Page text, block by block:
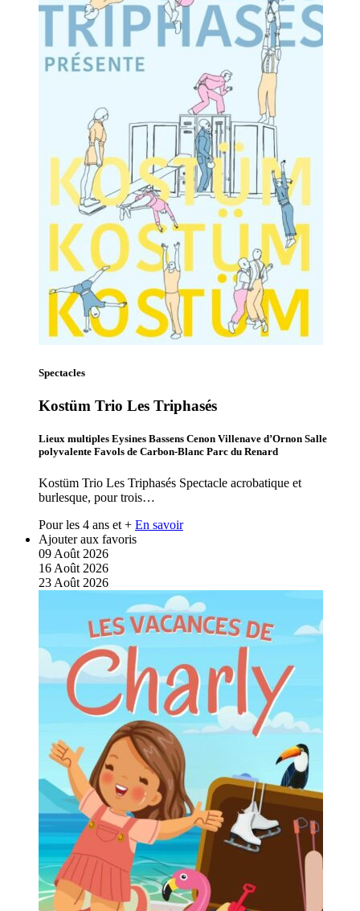
Spectacles
Kostüm Trio Les Triphasés
Lieux multiples Eysines Bassens Cenon Villenave d’Ornon Salle
polyvalente Favols de Carbon-Blanc Parc du Renard
Kostüm Trio Les Triphasés Spectacle acrobatique et
burlesque, pour trois…
Pour les 4 ans et + En savoir
Ajouter aux favoris
09 Août 2026
16 Août 2026
23 Août 2026